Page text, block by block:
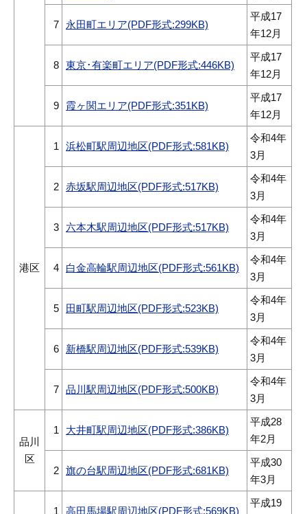
7 永田町エリア(PDF形式:299KB)
平成17
年12月
8 東京･有楽町エリア(PDF形式:446KB)
平成17
年12月
9 霞ヶ関エリア(PDF形式:351KB)
平成17
年12月
港区
1 浜松町駅周辺地区(PDF形式:581KB)
令和4年
3月
2 赤坂駅周辺地区(PDF形式:517KB)
令和4年
3月
3 六本木駅周辺地区(PDF形式:517KB)
令和4年
3月
4 白金高輪駅周辺地区(PDF形式:561KB)
令和4年
3月
5 田町駅周辺地区(PDF形式:523KB)
令和4年
3月
6 新橋駅周辺地区(PDF形式:539KB)
令和4年
3月
7 品川駅周辺地区(PDF形式:500KB)
令和4年
3月
品川
区
1 大井町駅周辺地区(PDF形式:386KB)
平成28
年2月
2 旗の台駅周辺地区(PDF形式:681KB)
平成30
年3月
1 高田馬場駅周辺地区(PDF形式:569KB)
平成19